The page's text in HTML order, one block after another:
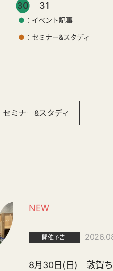
30
31
● ：イベント記事
● ：セミナー&スタディ
セミナー&スタディ
NEW
開催予告
8月30日(日) 敦賀ち